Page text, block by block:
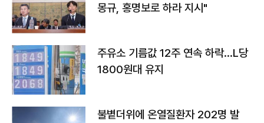
몽규, 홍명보로 하라 지시"
주유소 기름값 12주 연속 하락…L당
1800원대 유지
불볕더위에 온열질환자 202명 발